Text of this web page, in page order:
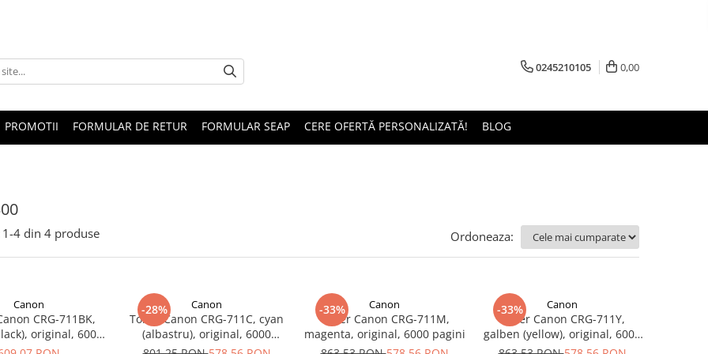
0245210105 0,00
PROMOTII FORMULAR DE RETUR FORMULAR SEAP CERE OFERTĂ PERSONALIZATĂ! BLOG
1-4 din 4 produse Ordoneaza:
Canon
CRG-711BK,
original, 6000
pagini
-28% Canon
Toner Canon CRG-711C, cyan
(albastru), original, 6000
pagini, 200 g
-33% Canon
Toner Canon CRG-711M,
magenta, original, 6000 pagini
-33% Canon
Toner Canon CRG-711Y,
galben (yellow), original, 6000
pagini